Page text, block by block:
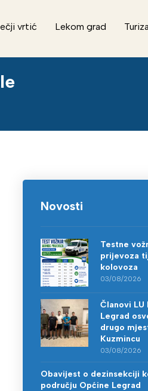
vrtić Lekom grad
Novosti
Testne
prijevoza
kolovoza
03/08/2026
Članovi LU
Legrad
drugo
Kuzmincu
03/08/2026
Obavijest o dezinsekciji
području Općine Legrad